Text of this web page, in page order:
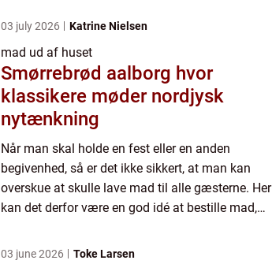
tid, og sikre si...
03 july 2026 Katrine Nielsen
mad ud af huset
Smørrebrød aalborg hvor
klassikere møder nordjysk
nytænkning
Når man skal holde en fest eller en anden
begivenhed, så er det ikke sikkert, at man kan
overskue at skulle lave mad til alle gæsterne. Her
kan det derfor være en god idé at bestille mad,
tid, og sikre si...
03 june 2026 Toke Larsen